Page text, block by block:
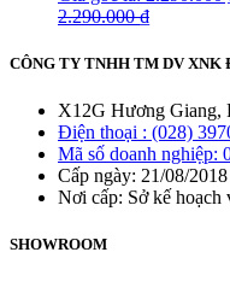
2.290.000₫
CÔNG TY TNHH TM DV XNK
X12G Hương Giang,
Điện thoại : (028)
Mã số doanh nghiệp:
Cấp ngày: 21/08/2018
Nơi cấp: Sở kế
SHOWROOM